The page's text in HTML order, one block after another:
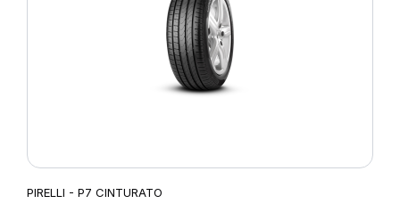
PIRELLI - P7 CINTURATO